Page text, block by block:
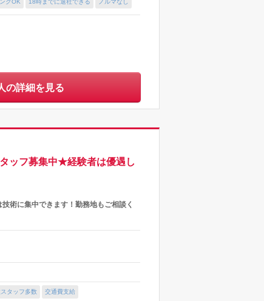
の詳細を見る
ッフ募集中★経験者は優遇し
術に集中できます！勤務地もご相談く
タッフ多数 交通費支給